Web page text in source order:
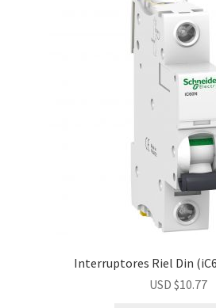
Interruptores Riel Din
USD $10.77